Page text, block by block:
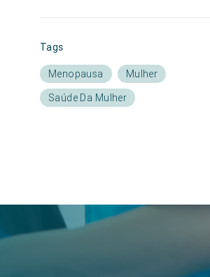
Tags
Menopausa
Mulher
Saúde Da Mulher